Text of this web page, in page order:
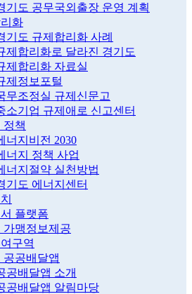
기도 공무국외출장 운영 계획
화
기도 규제합리화 사례
제합리화로 달라진 경기도
제합리화 자료실
제정보포털
무조정실 규제신문고
소기업 규제애로 신고센터
정책
너지비전 2030
너지 정책 사업
너지절약 실천방법
기도 에너지센터
플랫폼
가맹정보제공
구역
공공배달앱
공배달앱 소개
공배달앱 알림마당